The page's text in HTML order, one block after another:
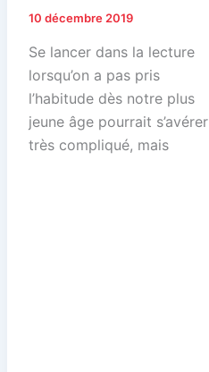
10 décembre 2019
Se lancer dans la lecture
lorsqu’on a pas pris
l’habitude dès notre plus
jeune âge pourrait s’avérer
très compliqué, mais